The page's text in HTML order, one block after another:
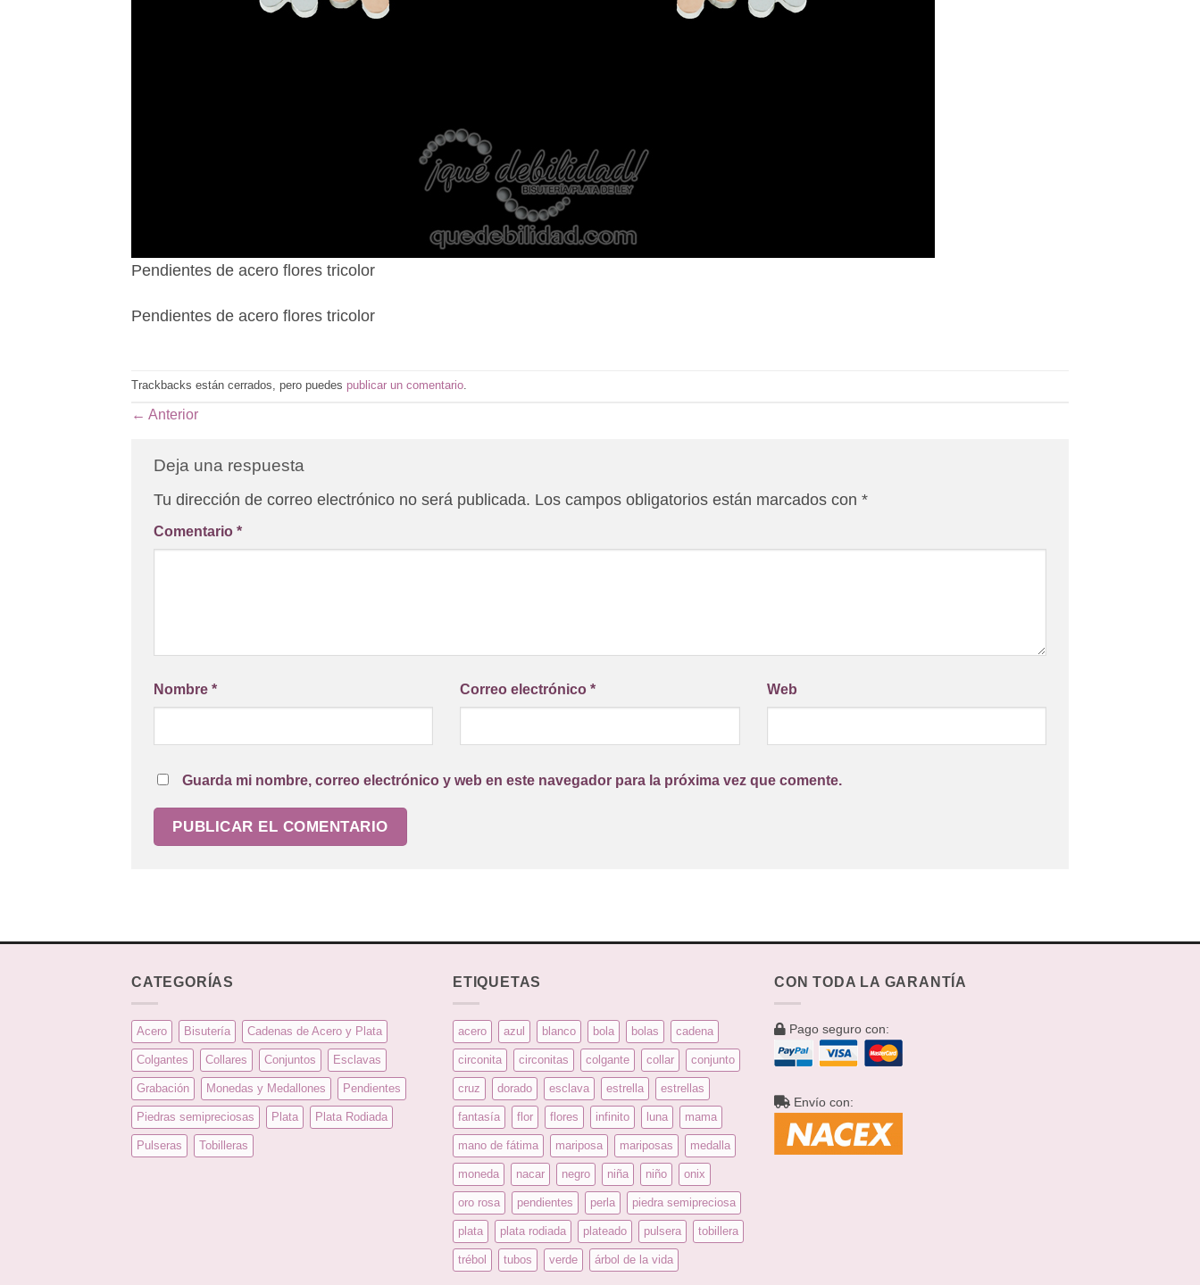
Pendientes de acero flores tricolor
Pendientes de acero flores tricolor
Trackbacks están cerrados, pero puedes publicar un comentario.
← Anterior
Deja una respuesta
Tu dirección de correo electrónico no será publicada. Los campos obligatorios están marcados con *
Comentario *
Nombre * Correo electrónico* Web
Guarda mi nombre, correo electrónico y web en este navegador para la próxima vez que comente.
CATEGORÍAS
Acero Bisutería Cadenas de Acero y Plata
Colgantes Collares Conjuntos Esclavas
Grabación Monedas y Medallones Pendientes
Piedras semipreciosas Plata Plata Rodiada
Pulseras Tobilleras
ETIQUETAS
acero azul blanco bola bolas cadena
circonita circonitas colgante collar conjunto
cruz dorado esclava estrella estrellas
fantasía flor flores infinito luna mama
mano de fátima mariposa mariposas medalla
moneda nacar negro niña niño onix
oro rosa pendientes perla piedra semipreciosa
plata plata rodiada plateado pulsera tobillera
trébol tubos verde árbol de la vida
CON TODA LA GARANTÍA
Pago seguro con:
Envío con: